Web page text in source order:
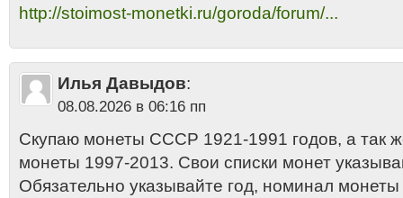
http://stoimost-monetki.ru/goroda/forum/...
Илья Давыдов:
08.08.2026 в 06:16 пп
Скупаю монеты СССР 1921-1991 годов, а так
монеты 1997-2013. Свои списки монет
Обязательно указывайте год, номинал монеты